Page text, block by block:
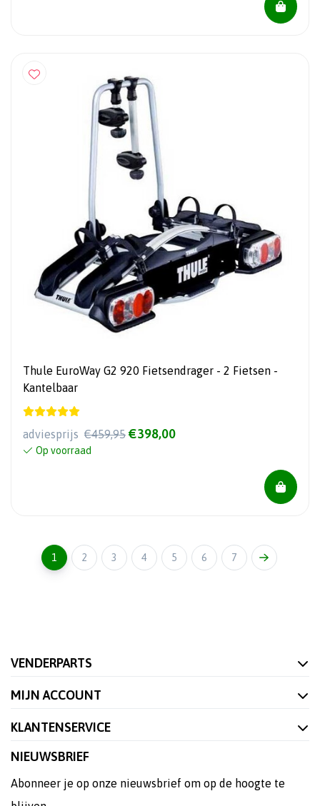
Thule EuroWay G2 920 Fietsendrager - 2 Fietsen -
Kantelbaar
adviesprijs €459,95 €398,00
Op voorraad
1 2 3 4 5 6 7
VENDERPARTS
MIJN ACCOUNT
KLANTENSERVICE
NIEUWSBRIEF
Abonneer je op onze nieuwsbrief om op de hoogte te